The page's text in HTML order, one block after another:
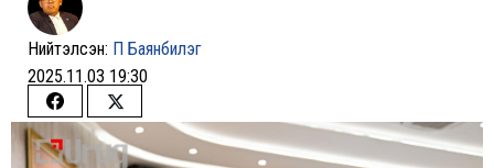
Нийтэлсэн: П Баянбилэг
2025.11.03 19:30
Share
on
Share
on